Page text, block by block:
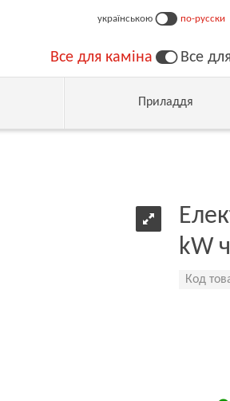
українською по-русски
Все для каміна Все
Приладдя
kW
Код